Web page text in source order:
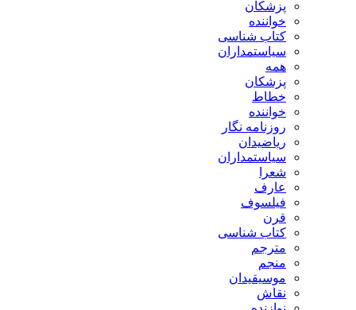
پزشکان
خواننده
کتاب شناسی
سیاستمداران
همه
پزشکان
خطاط
خواننده
روزنامه نگار
ریاضیدان
سیاستمداران
شعرا
عارف
فیلسوف
قرن
کتاب شناسی
مترجم
منجم
موسیقیدان
نقاش